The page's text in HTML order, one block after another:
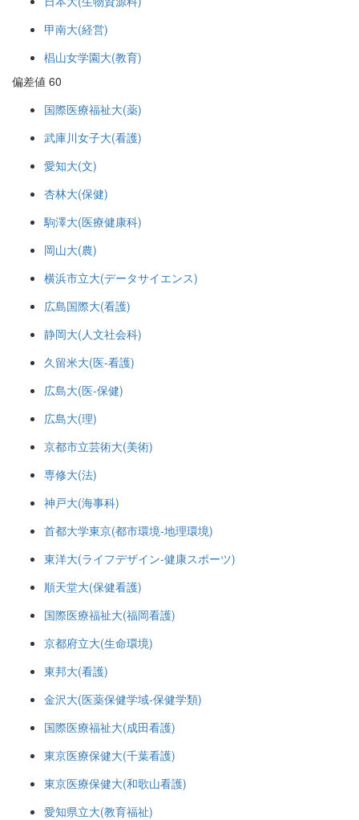
甲南大(経営)
椙山女学園大(教育)
偏差値 60
国際医療福祉大(薬)
武庫川女子大(看護)
愛知大(文)
杏林大(保健)
駒澤大(医療健康科)
岡山大(農)
横浜市立大(データサイエンス)
広島国際大(看護)
静岡大(人文社会科)
久留米大(医-看護)
広島大(医-保健)
広島大(理)
京都市立芸術大(美術)
専修大(法)
神戸大(海事科)
首都大学東京(都市環境-地理環境)
東洋大(ライフデザイン-健康スポーツ)
順天堂大(保健看護)
国際医療福祉大(福岡看護)
京都府立大(生命環境)
東邦大(看護)
金沢大(医薬保健学域-保健学類)
国際医療福祉大(成田看護)
東京医療保健大(千葉看護)
東京医療保健大(和歌山看護)
愛知県立大(教育福祉)